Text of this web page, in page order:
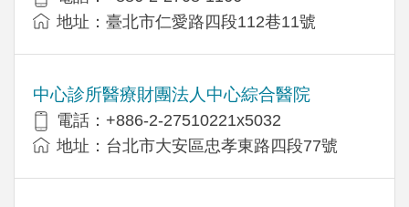
地址：臺北市仁愛路四段112巷11號
中心診所醫療財團法人中心綜合醫院
電話：+886-2-27510221x5032
地址：台北市大安區忠孝東路四段77號